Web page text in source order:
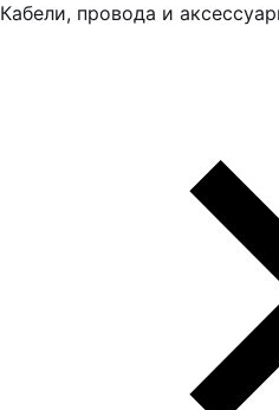
Кабели, провода и